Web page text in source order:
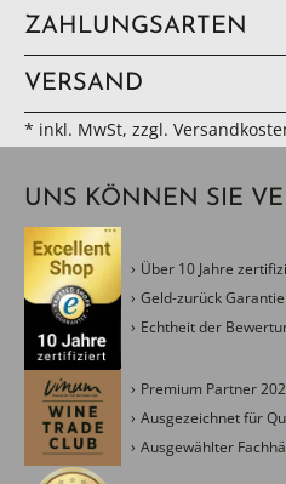
ZAHLUNGSARTEN
VERSAND
* inkl. MwSt, zzgl.
UNS KÖNNEN SIE
Über 10 Jahre
Geld-zurück Garantie
Echtheit der
Premium Partner
Ausgezeichnet für
Ausgewählter